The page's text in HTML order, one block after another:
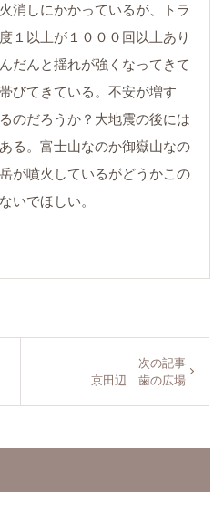
療案内
消しにかかっているが、トラ
１以上が１０００回以上あり
だんと揺れが強くなってきて
びてきている。不安が増す
のだろうか？大地震の後には
る。富士山なのか御嶽山なの
が噴火しているがどうかこの
いでほしい。
次の記事
京田辺 歯の広場